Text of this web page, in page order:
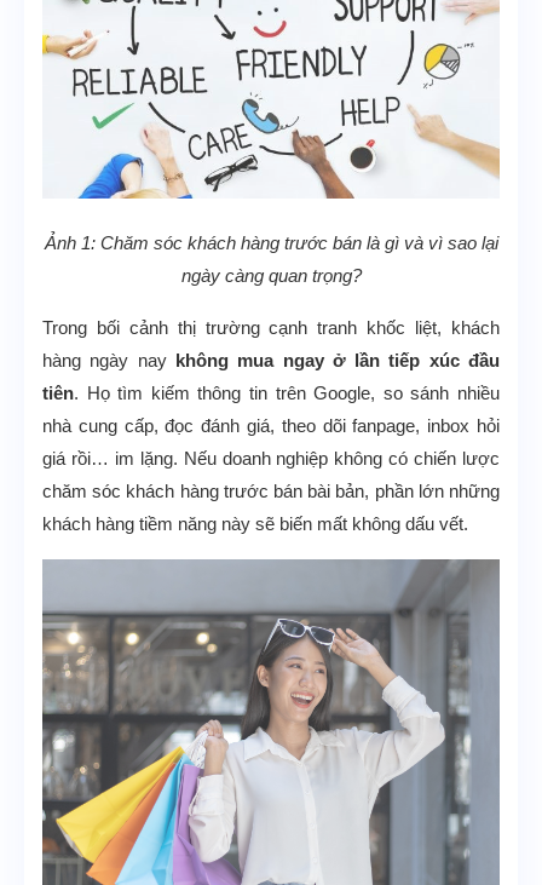
Ảnh 1: Chăm sóc khách hàng trước bán là gì và vì sao lại
ngày càng quan trọng?
Trong bối cảnh thị trường cạnh tranh khốc liệt, khách
hàng ngày nay
không mua ngay ở lần tiếp xúc đầu
tiên. Họ tìm kiếm thông tin trên Google, so sánh nhiều
nhà cung cấp, đọc đánh giá, theo dõi fanpage, inbox hỏi
giá rồi… im lặng. Nếu doanh nghiệp không có chiến lược
chăm sóc khách hàng trước bán bài bản, phần lớn những
khách hàng tiềm năng này sẽ biến mất không dấu vết.